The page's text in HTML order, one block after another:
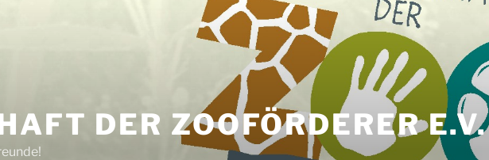
DER ZOOFÖRDERER E.V.